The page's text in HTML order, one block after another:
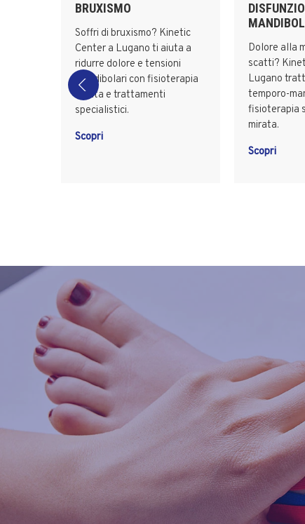
BRUXISMO
Soffri di bruxismo? Kinetic
Center a Lugano ti aiuta a
ridurre dolore e tensioni
mandibolari con fisioterapia
mirata e trattamenti
specialistici.
Scopri
Dolore alla
scatti?
Lugano
temporo-
fisioterapia
mirata.
Scopri